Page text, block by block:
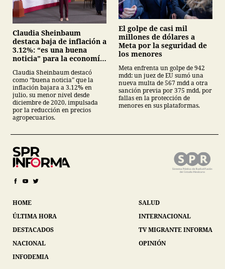
Claudia Sheinbaum
destaca baja de inflación a
3.12%: “es una buena
noticia” para la economía
Claudia Sheinbaum destacó
como “buena noticia” que la
inflación bajara a 3.12% en
julio, su menor nivel desde
diciembre de 2020, impulsada
por la reducción en precios
agropecuarios.
El golpe de casi mil
millones de dólares a
Meta por la seguridad de
los menores
Meta enfrenta un golpe de 942
mdd: un juez de EU sumó una
nueva multa de 567 mdd a otra
sanción previa por 375 mdd, por
fallas en la protección de
menores en sus plataformas.
HOME
ÚLTIMA HORA
DESTACADOS
NACIONAL
INFODEMIA
SALUD
INTERNACIONAL
TV MIGRANTE INFORMA
OPINIÓN